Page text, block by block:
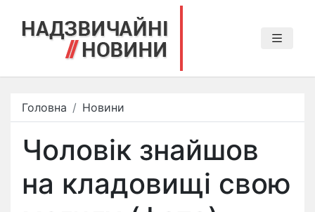
Головна Новини
Чоловік знайшов
на кладовищі свою